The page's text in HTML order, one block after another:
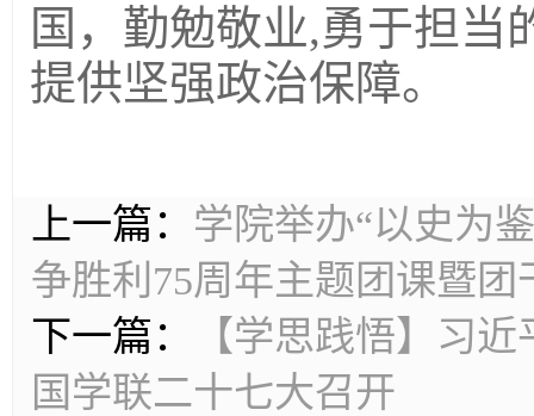
国，勤勉敬业,勇于担当
提供坚强政治保障。
上一篇： 学院举办“以史为
争胜利75周年主题团课暨团
下一篇：
【学思践悟】习
国学联二十七大召开